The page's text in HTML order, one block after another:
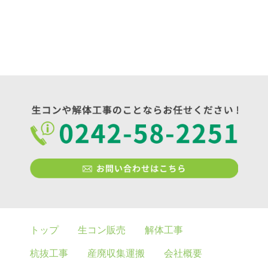
トップ 生コン販売 解体工事
杭抜工事 産廃収集運搬 会社概要